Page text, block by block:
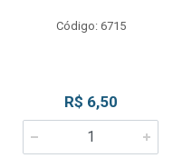
Código: 6715
R$ 6,50